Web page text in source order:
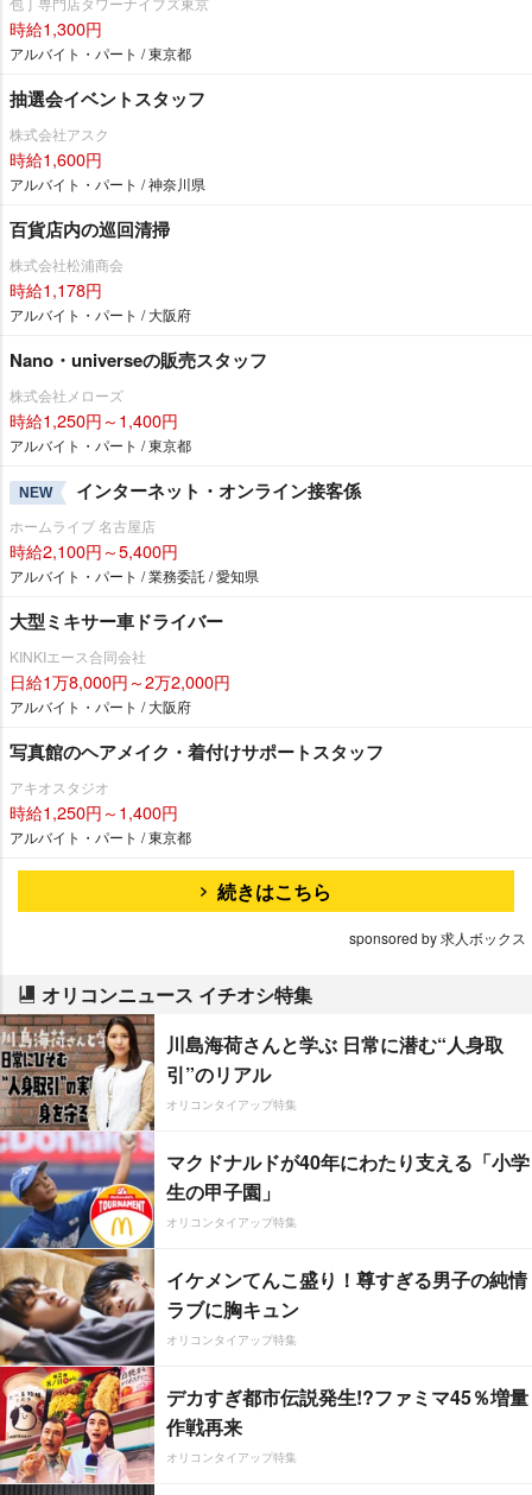
時給1,300円
アルバイト・パート / 東京都
抽選会イベントスタッフ
株式会社アスク
時給1,600円
アルバイト・パート / 神奈川県
百貨店内の巡回清掃
株式会社松浦商会
時給1,178円
アルバイト・パート / 大阪府
Nano・universeの販売スタッフ
株式会社メローズ
時給1,250円～1,400円
アルバイト・パート / 東京都
NEW インターネット・オンライン接客係
ホームライブ 名古屋店
時給2,100円～5,400円
アルバイト・パート / 業務委託 / 愛知県
大型ミキサー車ドライバー
KINKIエース合同会社
日給1万8,000円～2万2,000円
アルバイト・パート / 大阪府
写真館のヘアメイク・着付けサポートスタッフ
アキオスタジオ
時給1,250円～1,400円
アルバイト・パート / 東京都
続きはこちら
sponsored by 求人ボックス
オリコンニュース イチオシ特集
川島海荷さんと学ぶ 日常に潜む“人身取
引”のリアル
オリコンタイアップ特集
マクドナルドが40年にわたり支える「小学
生の甲子園」
オリコンタイアップ特集
イケメンてんこ盛り！尊すぎる男子の純情
ラブに胸キュン
オリコンタイアップ特集
デカすぎ都市伝説発生!?ファミマ45％増量
作戦再来
オリコンタイアップ特集